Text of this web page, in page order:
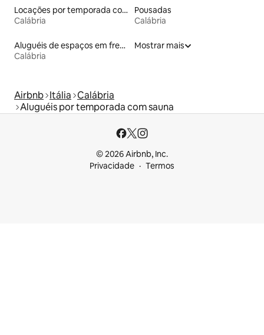
Locações por temporada com piscina
Calábria
Pousadas
Calábria
Aluguéis de espaços em frente à praia
Calábria
Mostrar mais
Airbnb Itália Calábria
Aluguéis por temporada com sauna
© 2026 Airbnb, Inc.
Privacidade
Termos